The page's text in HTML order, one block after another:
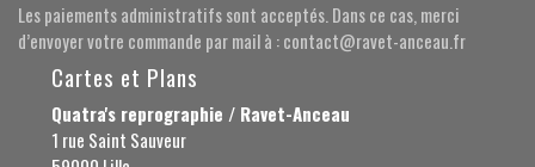
Les paiements administratifs sont acceptés. Dans ce cas, merci
d’envoyer votre commande par mail à : contact@ravet-anceau.fr
Cartes et Plans
Quatra's reprographie / Ravet-Anceau
1 rue Saint Sauveur